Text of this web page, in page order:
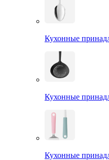
Кухонные
Кухонные
Кухонные